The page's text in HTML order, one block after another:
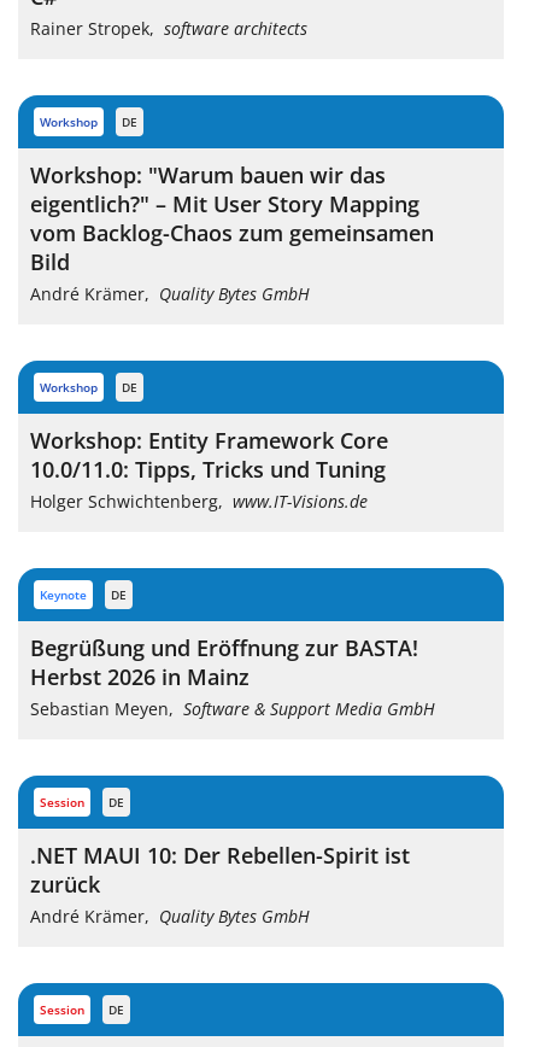
Rainer Stropek, software architects
workshop DE
Workshop: "Warum bauen wir das
eigentlich?" – Mit User Story Mapping
vom Backlog-Chaos zum gemeinsamen
Bild
André Krämer, Quality Bytes GmbH
workshop DE
Workshop: Entity Framework Core
10.0/11.0: Tipps, Tricks und Tuning
Holger Schwichtenberg, www.IT-Visions.de
keynote DE
Begrüßung und Eröffnung zur BASTA!
Herbst 2026 in Mainz
Sebastian Meyen, Software & Support Media GmbH
session DE
.NET MAUI 10: Der Rebellen-Spirit ist
zurück
André Krämer, Quality Bytes GmbH
session DE